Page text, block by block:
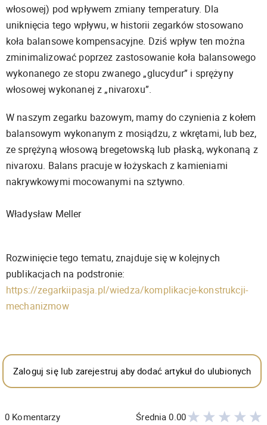
włosowej) pod wpływem zmiany temperatury. Dla
uniknięcia tego wpływu, w historii zegarków stosowano
koła balansowe kompensacyjne. Dziś wpływ ten można
zminimalizować poprzez zastosowanie koła balansowego
wykonanego ze stopu zwanego „glucydur” i sprężyny
włosowej wykonanej z „nivaroxu”.
W naszym zegarku bazowym, mamy do czynienia z kołem
balansowym wykonanym z mosiądzu, z wkrętami, lub bez,
ze sprężyną włosową bregetowską lub płaską, wykonaną z
nivaroxu. Balans pracuje w łożyskach z kamieniami
nakrywkowymi mocowanymi na sztywno.
Władysław Meller
Rozwinięcie tego tematu, znajduje się w kolejnych
publikacjach na podstronie:
https://zegarkiipasja.pl/wiedza/komplikacje-konstrukcji-
mechanizmow
Zaloguj się lub zarejestruj aby dodać artykuł do ulubionych
0 Komentarzy Średnia0.00